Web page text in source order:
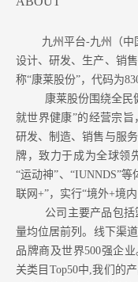
九州平台-九州（
设计、研发、生产、销
称“康莱股份”，代码为
康莱股份围绕全民
就世界健康”的经营宗
研发、制造、销售与服
牌，致力于成为全球领
“运动神”、“IUNNDS”
联网+”，实行“境外+境
公司主要产品包
量均位居前列。 线下渠
品牌商及世界500强企业
关类目Top50中,我们的